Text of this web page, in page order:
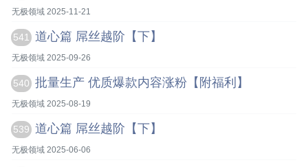
无极领域 2025-11-21
541 道心篇 屌丝越阶【下】
无极领域 2025-09-26
540 批量生产 优质爆款内容涨粉【附福利】
无极领域 2025-08-19
539 道心篇 屌丝越阶【下】
无极领域 2025-06-06